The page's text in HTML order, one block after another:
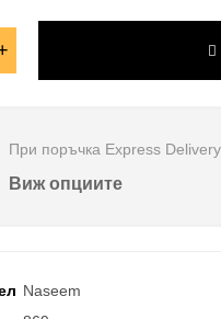
При поръчка Еxpress
Виж опциите
Naseem